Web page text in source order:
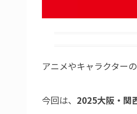
アニメやキャラクター
今回は、 2025大阪・関